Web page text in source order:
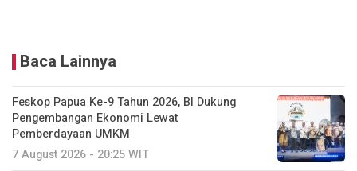
Baca Lainnya
Feskop Papua Ke-9 Tahun 2026, BI Dukung
Pengembangan Ekonomi Lewat
Pemberdayaan UMKM
7 August 2026 - 20:25 WIT